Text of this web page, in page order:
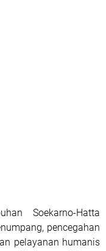
Soekarno-Hatta
pencegahan
pelayanan humanis